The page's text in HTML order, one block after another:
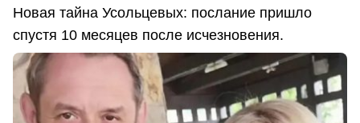
Новая тайна Усольцевых: послание пришло
спустя 10 месяцев после исчезновения.